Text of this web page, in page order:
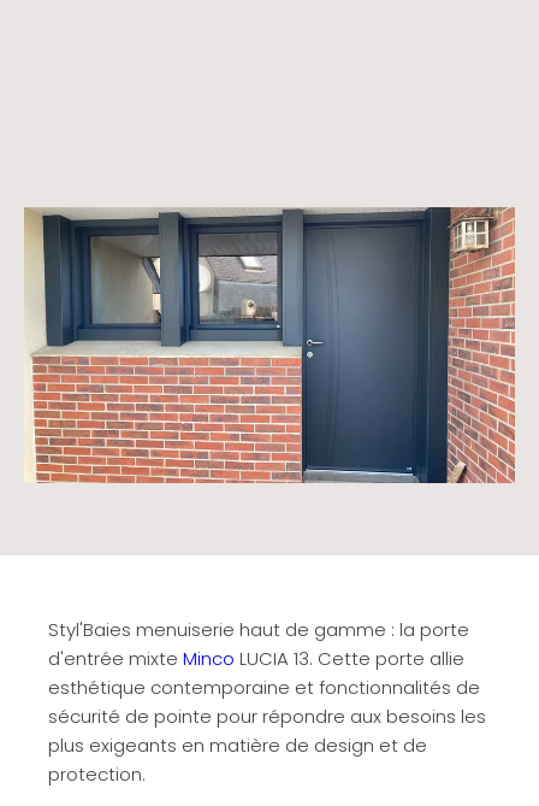
Styl'Baies menuiserie haut de gamme : la porte
d'entrée mixte Minco LUCIA 13. Cette porte allie
esthétique contemporaine et fonctionnalités de
sécurité de pointe pour répondre aux besoins les
plus exigeants en matière de design et de
protection.